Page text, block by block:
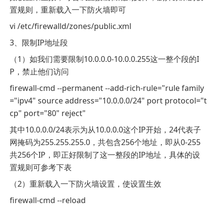
置规则，重新载入一下防火墙即可
vi /etc/firewalld/zones/public.xml
3、限制IP地址段
（1）如我们需要限制10.0.0.0-10.0.0.255这一整个段的I
P，禁止他们访问
firewall-cmd --permanent --add-rich-rule="rule family
="ipv4" source address="10.0.0.0/24" port protocol="t
cp" port="80" reject"
其中10.0.0.0/24表示为从10.0.0.0这个IP开始，24代表子
网掩码为255.255.255.0，共包含256个地址，即从0-255
共256个IP，即正好限制了这一整段的IP地址，具体的设
置规则可参考下表
（2）重新载入一下防火墙设置，使设置生效
firewall-cmd --reload